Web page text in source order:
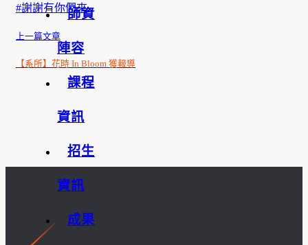
師資
陣容
課程
資訊
招生
資訊
成果
#謝謝有你們來
上一篇文章
【系所】花時 In Bloom 獲報導